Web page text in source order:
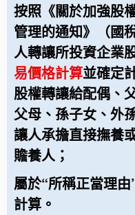
按照《關於加強股
管理的通知》（國
人轉讓所投資企業
易價格計算並確定
股權轉讓給配偶、
父母、孫子女、外
讓人承擔直接撫養
贍養人；
屬於“所稱正當理
計算 。